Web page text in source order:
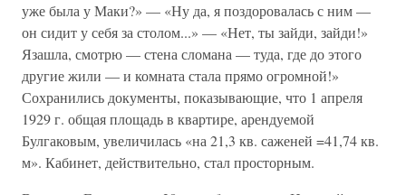
уже была у Маки?» — «Ну да, я поздоровалась с ним —
он сидит у себя за столом...» — «Нет, ты зайди, зайди!»
Язашла, смотрю — стена сломана — туда, где до этого
другие жили — и комната стала прямо огромной!»
Сохранились документы, показывающие, что 1 апреля
1929 г. общая площадь в квартире, арендуемой
Булгаковым, увеличилась «на 21,3 кв. саженей =41,74 кв.
м». Кабинет, действительно, стал просторным.